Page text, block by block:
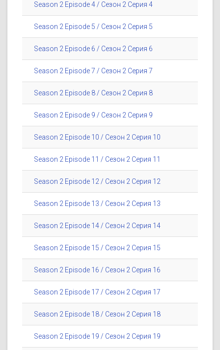
Season 2 Episode 4 / Сезон 2 Серия 4
Season 2 Episode 5 / Сезон 2 Серия 5
Season 2 Episode 6 / Сезон 2 Серия 6
Season 2 Episode 7 / Сезон 2 Серия 7
Season 2 Episode 8 / Сезон 2 Серия 8
Season 2 Episode 9 / Сезон 2 Серия 9
Season 2 Episode 10 / Сезон 2 Серия 10
Season 2 Episode 11 / Сезон 2 Серия 11
Season 2 Episode 12 / Сезон 2 Серия 12
Season 2 Episode 13 / Сезон 2 Серия 13
Season 2 Episode 14 / Сезон 2 Серия 14
Season 2 Episode 15 / Сезон 2 Серия 15
Season 2 Episode 16 / Сезон 2 Серия 16
Season 2 Episode 17 / Сезон 2 Серия 17
Season 2 Episode 18 / Сезон 2 Серия 18
Season 2 Episode 19 / Сезон 2 Серия 19